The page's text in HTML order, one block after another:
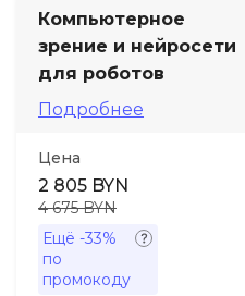
Компьютерное
зрение и нейросети
для роботов
Подробнее
Цена
2 805 BYN
4 675 BYN
Ещё -33%
по
промокоду
Иностранные
Soft Skills
ДПО
Детям
Акции и промокоды